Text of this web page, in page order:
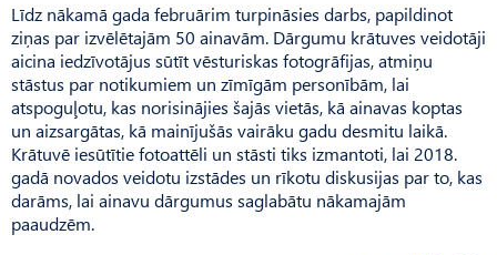
Līdz nākamā gada februārim turpināsies darbs, papildinot
ziņas par izvēlētajām 50 ainavām. Dārgumu krātuves veidotāji
aicina iedzīvotājus sūtīt vēsturiskas fotogrāfijas, atmiņu
stāstus par notikumiem un zīmīgām personībām, lai
atspoguļotu, kas norisinājies šajās vietās, kā ainavas koptas
un aizsargātas, kā mainījušās vairāku gadu desmitu laikā.
Krātuvē iesūtītie fotoattēli un stāsti tiks izmantoti, lai 2018.
gadā novados veidotu izstādes un rīkotu diskusijas par to, kas
darāms, lai ainavu dārgumus saglabātu nākamajām
paaudzēm.